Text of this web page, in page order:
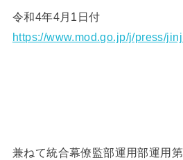
令和4年4月1日付
https://www.mod.go.jp/j/press/
兼ねて統合幕僚監部運用部運用